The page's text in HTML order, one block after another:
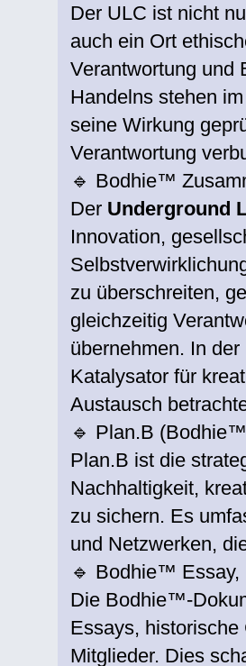
Der ULC ist nicht
auch ein Ort
Verantwortung und
Handelns stehen
seine Wirkung
Verantwortung
🔹 Bodhie™
Der Underground
Innovation,
zu überschreiten,
gleichzeitig
übernehmen. In
Katalysator für
Austausch
🔹 Plan.B
Plan.B ist die
Nachhaltigkeit,
zu sichern. Es
und Netzwerken,
🔹 Bodhie™ Essay,
Die Bodhie™-
Essays,
Mitglieder. Dies